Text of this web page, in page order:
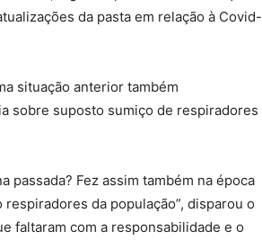
da pasta em relação à Covid-
situação anterior também
sobre suposto sumiço de respiradores
passada? Fez assim também na época
da população”, disparou o
faltaram com a responsabilidade e o